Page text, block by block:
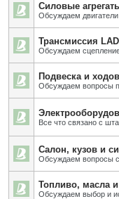
Силовые
Обсуждаем
Трансмиссия
Обсуждаем
Подвеска и
Обсуждаем вопросы
Все что связано с
Салон, кузов и
Обсуждаем вопросы
Топливо, масла
Обсуждаем выбор и